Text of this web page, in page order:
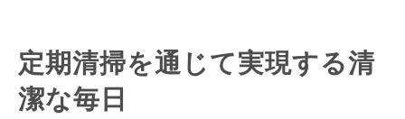
定期清掃を通じて実現する清
潔な毎日